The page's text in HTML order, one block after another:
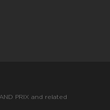
PRIX and related